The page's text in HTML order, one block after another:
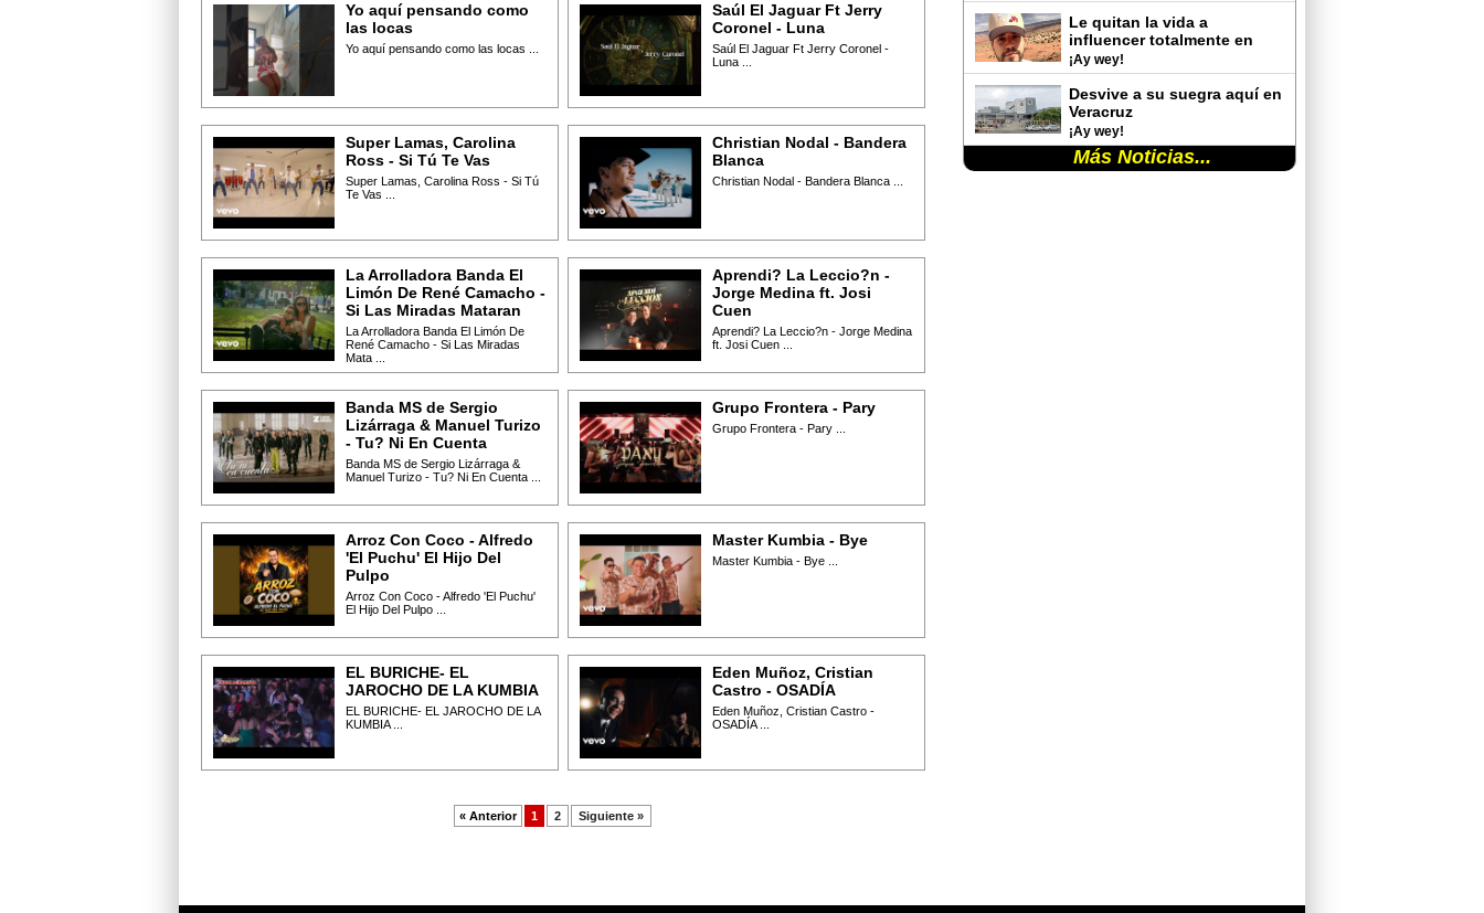
Le quitan la vida a
influencer totalmente en
vivo
¡Ay wey!
Desvive a su suegra aquí en
Veracruz
¡Ay wey!
Más Noticias...
Yo aquí pensando como
las locas
Yo aquí pensando como las locas ...
Saúl El Jaguar Ft Jerry
Coronel - Luna
Saúl El Jaguar Ft Jerry Coronel -
Luna ...
Super Lamas, Carolina
Ross - Si Tú Te Vas
Super Lamas, Carolina Ross - Si Tú
Te Vas ...
Christian Nodal - Bandera
Blanca
Christian Nodal - Bandera Blanca ...
La Arrolladora Banda El
Limón De René Camacho -
Si Las Miradas Mataran
La Arrolladora Banda El Limón De
René Camacho - Si Las Miradas
Mata ...
Aprendi? La Leccio?n -
Jorge Medina ft. Josi
Cuen
Aprendi? La Leccio?n - Jorge Medina
ft. Josi Cuen ...
Banda MS de Sergio
Lizárraga & Manuel Turizo
- Tu? Ni En Cuenta
Banda MS de Sergio Lizárraga &
Manuel Turizo - Tu? Ni En Cuenta ...
Grupo Frontera - Pary
Grupo Frontera - Pary ...
Arroz Con Coco - Alfredo
'El Puchu' El Hijo Del
Pulpo
Arroz Con Coco - Alfredo 'El Puchu'
El Hijo Del Pulpo ...
Master Kumbia - Bye
Master Kumbia - Bye ...
EL BURICHE- EL
JAROCHO DE LA KUMBIA
EL BURICHE- EL JAROCHO DE LA
KUMBIA ...
Eden Muñoz, Cristian
Castro - OSADÍA
Eden Muñoz, Cristian Castro -
OSADÍA ...
« Anterior 1 2 Siguiente »